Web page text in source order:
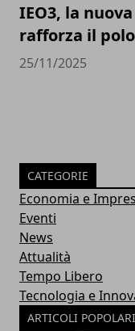
IEO3, la
rafforza il
25/11/2025
CATEGORIE
Economia e
Eventi
News
Attualità
Tempo Libero
Tecnologia e
ARTICOLI POPOLARI